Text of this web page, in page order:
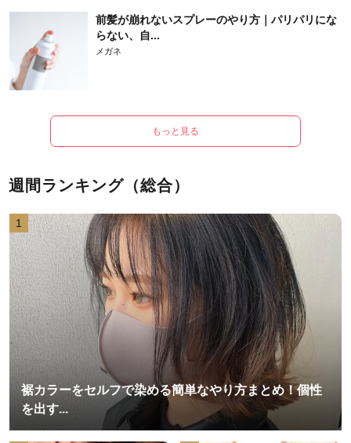
前髪が崩れないスプレーのやり方｜パリパリにな
らない、自...
メガネ
もっと見る
週間ランキング（総合）
1
裾カラーをセルフで染める簡単なやり方まとめ！個性
を出す...